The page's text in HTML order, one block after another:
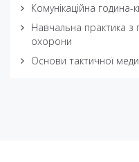
Комунікаційна година-
Навчальна практика з
охорони
Основи тактичної